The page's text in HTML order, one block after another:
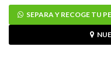
SEPARA Y RECOGE TU